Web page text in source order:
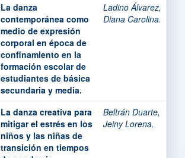
La danza
contemporánea como
medio de expresión
corporal en época de
confinamiento en la
formación escolar de
estudiantes de básica
secundaria y media.
Ladino Álvarez,
Diana Carolina.
La danza creativa para
mitigar el estrés en los
niños y las niñas de
transición en tiempos
Beltrán Duarte,
Jeiny Lorena.